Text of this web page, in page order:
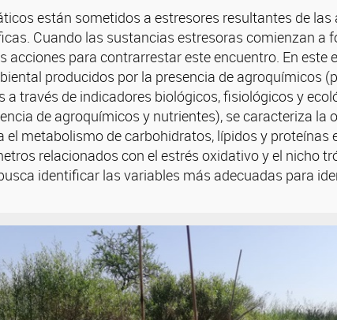
están sometidos a estresores resultantes de
Cuando las sustancias estresoras comienzan a
para contrarrestar este encuentro. En este
producidos por la presencia de agroquímicos
través de indicadores biológicos, fisiológicos y
de agroquímicos y nutrientes), se caracteriza
metabolismo de carbohidratos, lípidos y proteínas
relacionados con el estrés oxidativo y el nicho
identificar las variables más adecuadas para